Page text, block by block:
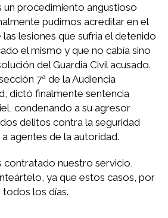
un procedimiento angustioso
pudimos acreditar en el
lesiones que sufría el detenido
el mismo y que no cabía sino
del Guardia Civil acusado.
7ª de la Audiencia
dictó finalmente sentencia
condenando a su agresor
delitos contra la seguridad
agentes de la autoridad.
contratado nuestro servicio,
ya que estos casos, por
los días.